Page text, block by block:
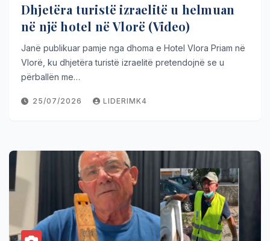
Dhjetëra turistë izraelitë u helmuan
në një hotel në Vlorë (Video)
Janë publikuar pamje nga dhoma e Hotel Vlora Priam në
Vlorë, ku dhjetëra turistë izraelitë pretendojnë se u
përballën me…
25/07/2026 LIDERIMK4